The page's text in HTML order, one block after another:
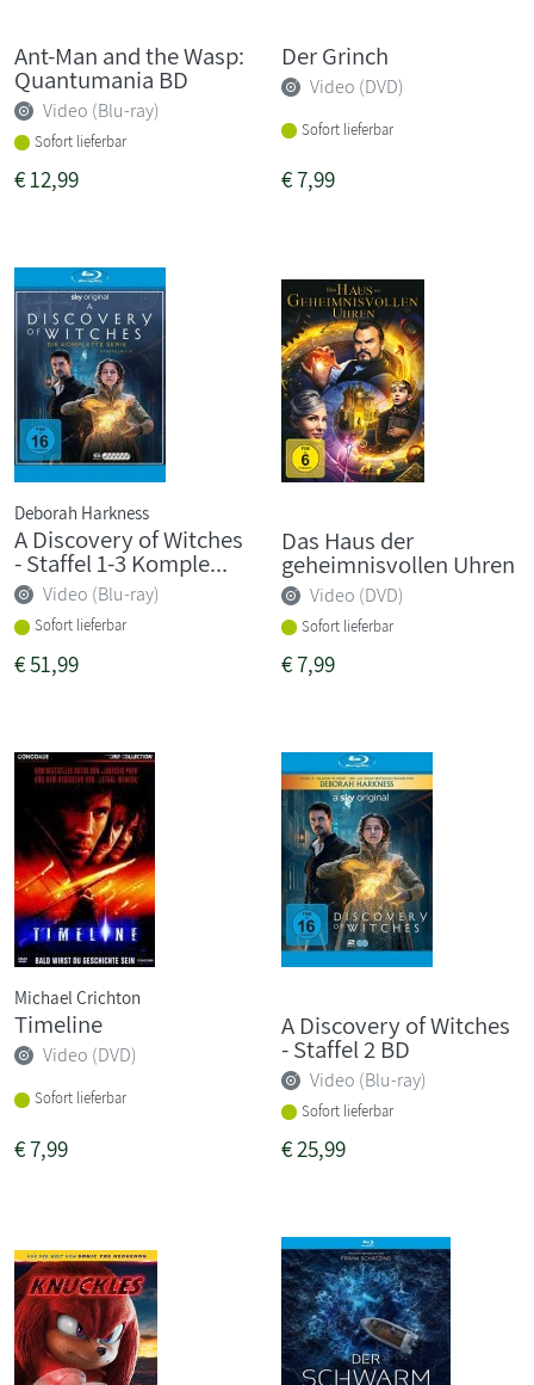
Ant-Man and the Wasp:
Quantumania BD
Video (Blu-ray)
Sofort lieferbar
€12,99
Der Grinch
Video (DVD)
Sofort lieferbar
€7,99
Deborah Harkness
A Discovery of Witches
- Staffel 1-3 Komple...
Video (Blu-ray)
Sofort lieferbar
€51,99
Das Haus der
geheimnisvollen Uhren
Video (DVD)
Sofort lieferbar
€7,99
Michael Crichton
Timeline
Video (DVD)
Sofort lieferbar
€7,99
A Discovery of Witches
- Staffel 2 BD
Video (Blu-ray)
Sofort lieferbar
€25,99